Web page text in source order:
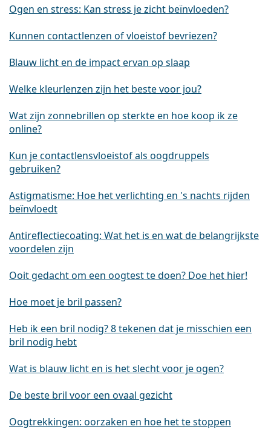
Ogen en stress: Kan stress je zicht beïnvloeden?
Kunnen contactlenzen of vloeistof bevriezen?
Blauw licht en de impact ervan op slaap
Welke kleurlenzen zijn het beste voor jou?
Wat zijn zonnebrillen op sterkte en hoe koop ik ze
online?
Kun je contactlensvloeistof als oogdruppels
gebruiken?
Astigmatisme: Hoe het verlichting en 's nachts rijden
beïnvloedt
Antireflectiecoating: Wat het is en wat de belangrijkste
voordelen zijn
Ooit gedacht om een oogtest te doen? Doe het hier!
Hoe moet je bril passen?
Heb ik een bril nodig? 8 tekenen dat je misschien een
bril nodig hebt
Wat is blauw licht en is het slecht voor je ogen?
De beste bril voor een ovaal gezicht
Oogtrekkingen: oorzaken en hoe het te stoppen